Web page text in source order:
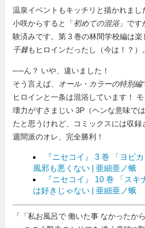
温泉イベントもキッチリと描かれまし
小咲からすると「初めての混浴」です
験済みです。第 3 巻の林間学校編は
千棘もヒロインだったし（今は！？）。
──ん？ いや、違いました！
そう言えば、
オール・カラーの特別編
ヒロインと一条は混浴しています！
壊力がすさまじい 3P（ヘンな意味で
たと思うけれど、コミックスには収録
週間派のオレ、完全勝利！
『ニセコイ』 3 巻 「ヨビ
風邪も悪くない | 亜細亜ノ蛾
『ニセコイ』 10 巻 「スキ
は好きじゃない | 亜細亜ノ蛾
「 私お風呂で 働いた事 なかったから